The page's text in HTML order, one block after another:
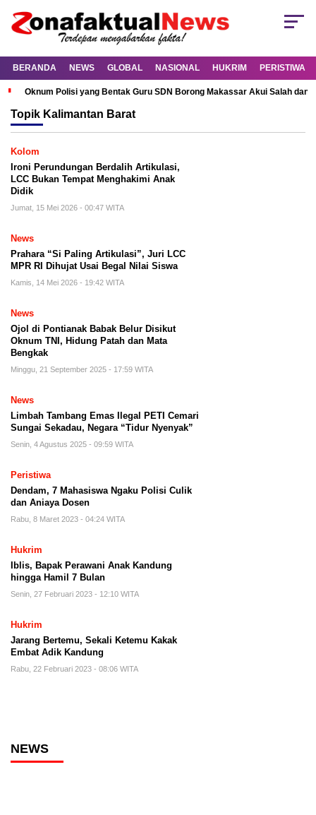
BERANDA NEWS GLOBAL NASIONAL HUKRIM PERISTIWA
Oknum Polisi yang Bentak Guru SDN Borong Makassar Akui Salah dan
Topik Kalimantan Barat
Kolom
Ironi Perundungan Berdalih Artikulasi,
LCC Bukan Tempat Menghakimi Anak
Didik
Jumat, 15 Mei 2026 - 00:47 WITA
News
Prahara “Si Paling Artikulasi”, Juri LCC
MPR RI Dihujat Usai Begal Nilai Siswa
Kamis, 14 Mei 2026 - 19:42 WITA
News
Ojol di Pontianak Babak Belur Disikut
Oknum TNI, Hidung Patah dan Mata
Bengkak
Minggu, 21 September 2025 - 17:59 WITA
News
Limbah Tambang Emas Ilegal PETI Cemari
Sungai Sekadau, Negara “Tidur Nyenyak”
Senin, 4 Agustus 2025 - 09:59 WITA
Peristiwa
Dendam, 7 Mahasiswa Ngaku Polisi Culik
dan Aniaya Dosen
Rabu, 8 Maret 2023 - 04:24 WITA
Hukrim
Iblis, Bapak Perawani Anak Kandung
hingga Hamil 7 Bulan
Senin, 27 Februari 2023 - 12:10 WITA
Hukrim
Jarang Bertemu, Sekali Ketemu Kakak
Embat Adik Kandung
Rabu, 22 Februari 2023 - 08:06 WITA
NEWS